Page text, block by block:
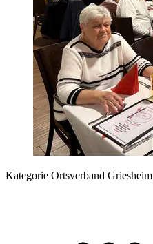
Kategorie Ortsverband Griesheim